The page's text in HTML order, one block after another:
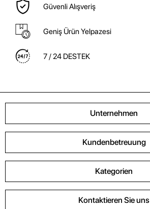
Güvenli Alışveriş
Geniş Ürün Yelpazesi
7 / 24 DESTEK
Unternehmen
Kundenbetreuung
Kategorien
Kontaktieren Sie uns